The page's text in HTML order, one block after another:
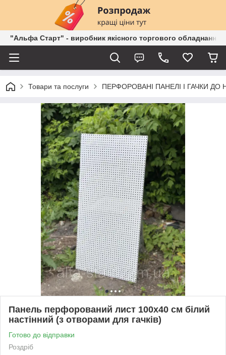
"Альфа Старт" - виробник якісного торгового обладнання
Товари та послуги ПЕРФОРОВАНІ ПАНЕЛІ І ГАЧКИ ДО
Панель перфорований лист 100х40 см білий
настінний (з отворами для гачків)
Готово до відправки
Роздріб